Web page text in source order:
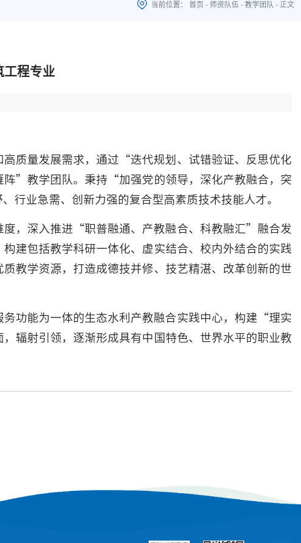
当前位置： 首页 - 师资队伍 - 教学团队 - 正文
程专业
质量发展需求，通过“迭代规划、试错验证、反思优化
”教学团队。秉持“加强党的领导，深化产教融合，突
业急需、创新力强的复合型高素质技术技能人才。
度，深入推进“职普融通、产教融合、科教融汇”融合发
包括教学科研一体化、虚实结合、校内外结合的实践
教学资源，打造成德技并修、技艺精湛、改革创新的世
功能为一体的生态水利产教融合实践中心，构建“理实
辐射引领，逐渐形成具有中国特色、世界水平的职业教